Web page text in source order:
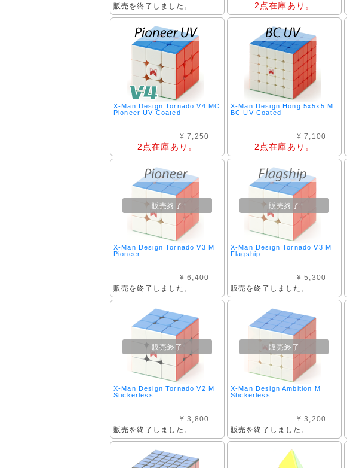
販売を終了しました。 2点在庫あり。
X-Man Design Tornado V4 MC
Pioneer UV-Coated
¥ 7,250
2点在庫あり。
X-Man Design Hong 5x5x5 M
BC UV-Coated
¥ 7,100
2点在庫あり。
販売終了
X-Man Design Tornado V3 M
Pioneer
¥ 6,400
販売を終了しました。
販売終了
X-Man Design Tornado V3 M
Flagship
¥ 5,300
販売を終了しました。
販売終了
X-Man Design Tornado V2 M
Stickerless
¥ 3,800
販売を終了しました。
販売終了
X-Man Design Ambition M
Stickerless
¥ 3,200
販売を終了しました。